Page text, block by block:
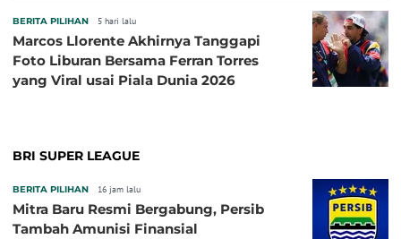
BERITA PILIHAN 5 hari lalu
Marcos Llorente Akhirnya Tanggapi
Foto Liburan Bersama Ferran Torres
yang Viral usai Piala Dunia 2026
BRI SUPER LEAGUE
BERITA PILIHAN 16 jam lalu
Mitra Baru Resmi Bergabung, Persib
Tambah Amunisi Finansial